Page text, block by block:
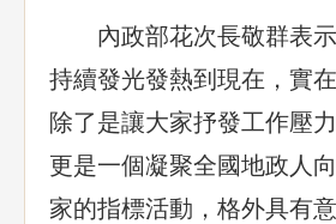
內政部花次長敬群表示
持續發光發熱到現在，實
除了是讓大家抒發工作壓
更是一個凝聚全國地政人
家的指標活動，格外具有意